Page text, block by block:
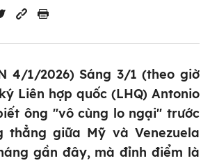
4/1/2026) Sáng 3/1 (theo giờ
Liên hợp quốc (LHQ) Antonio
ông "vô cùng lo ngại" trước
thẳng giữa Mỹ và Venezuela
gần đây, mà đỉnh điểm là